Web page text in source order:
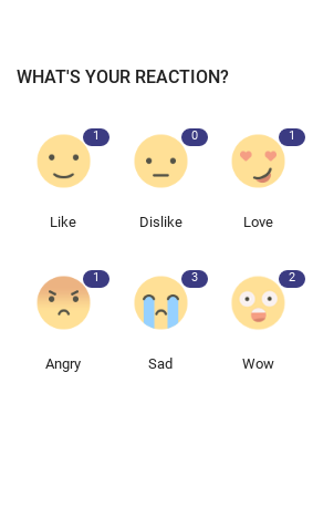
WHAT'S YOUR REACTION?
1
Like
0
Dislike
1
Love
1
Angry
3
Sad
2
Wow